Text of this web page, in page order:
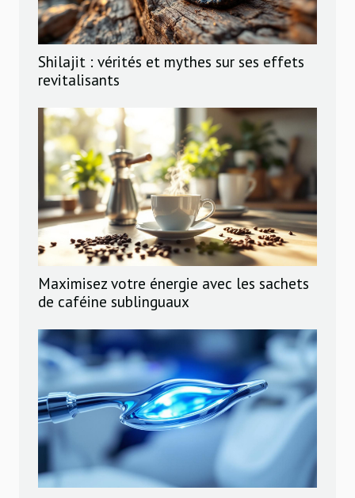
Shilajit : vérités et mythes sur ses effets
revitalisants
Maximisez votre énergie avec les sachets
de caféine sublinguaux